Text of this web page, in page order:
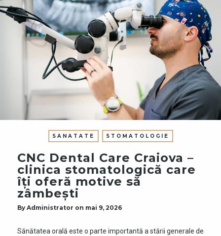
SANATATE STOMATOLOGIE
CNC Dental Care Craiova –
clinica stomatologică care
îți oferă motive să
zâmbești
By Administrator on mai 9, 2026
Sănătatea orală este o parte importantă a stării generale de